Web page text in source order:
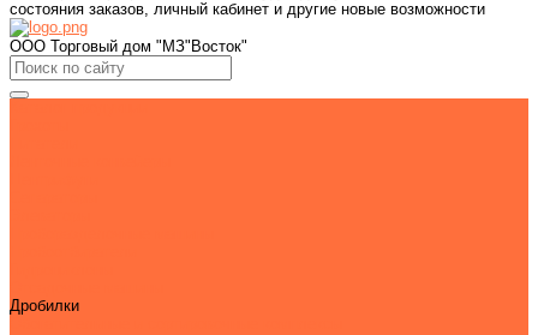
состояния заказов, личный кабинет и другие новые возможности
ООО Торговый дом "МЗ"Восток"
Дробилки